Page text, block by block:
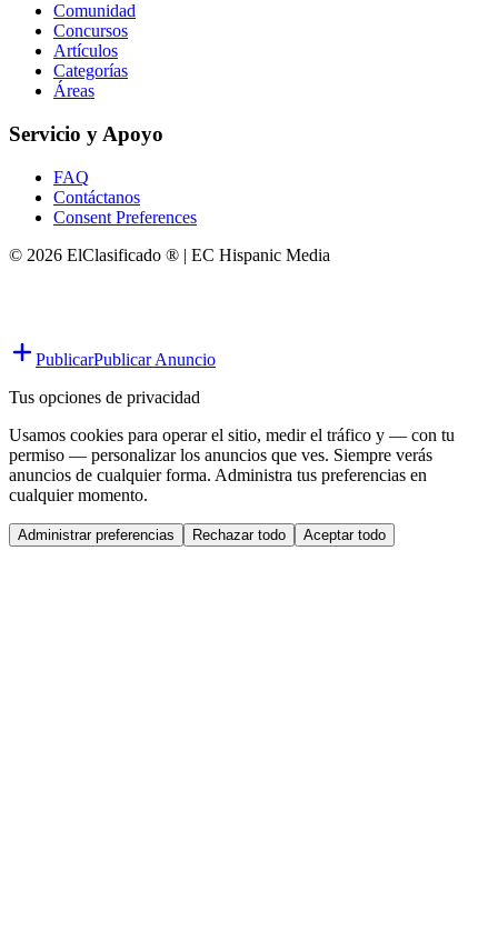
Comunidad
Concursos
Artículos
Categorías
Áreas
Servicio y Apoyo
FAQ
Contáctanos
Consent Preferences
© 2026 ElClasificado ® | EC Hispanic Media
PublicarPublicar Anuncio
Tus opciones de privacidad
Usamos cookies para operar el sitio, medir el tráfico y — con tu
permiso — personalizar los anuncios que ves. Siempre verás
anuncios de cualquier forma. Administra tus preferencias en
cualquier momento.
Administrar preferencias Rechazar todo Aceptar todo